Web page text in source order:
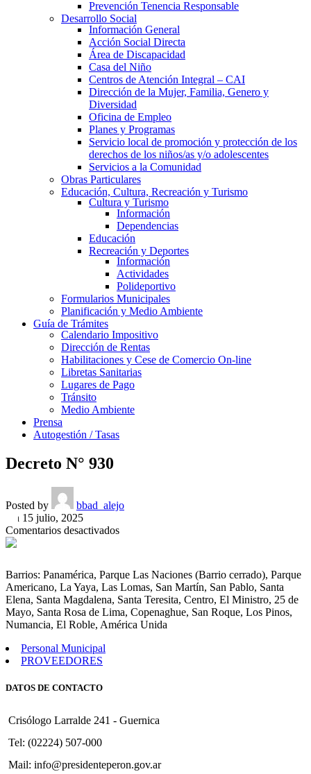
Prevención Tenencia Responsable
Desarrollo Social
Información General
Acción Social Directa
Área de Discapacidad
Casa del Niño
Centros de Atención Integral – CAI
Dirección de la Mujer, Familia, Genero y
Diversidad
Oficina de Empleo
Planes y Programas
Servicio local de promoción y protección de los
derechos de los niños/as y/o adolescentes
Servicios a la Comunidad
Obras Particulares
Educación, Cultura, Recreación y Turismo
Cultura y Turismo
Información
Dependencias
Educación
Recreación y Deportes
Información
Actividades
Polideportivo
Formularios Municipales
Planificación y Medio Ambiente
Guía de Trámites
Calendario Impositivo
Dirección de Rentas
Habilitaciones y Cese de Comercio On-line
Libretas Sanitarias
Lugares de Pago
Tránsito
Medio Ambiente
Prensa
Autogestión / Tasas
Decreto N° 930
Posted by
bbad_alejo
On 15 julio, 2025
Comentarios desactivadosen
Barrios: Panamérica, Parque Las Naciones (Barrio cerrado), Parque
Americano, La Yaya, Las Lomas, San Martín, San Pablo, Santa
Elena, Santa Magdalena, Santa Teresita, Centro, El Ministro, 25 de
Mayo, Santa Rosa de Lima, Copenaghue, San Roque, Los Pinos,
Numancia, El Roble, América Unida
Personal Municipal
PROVEEDORES
DATOS DE CONTACTO
Crisólogo Larralde 241 - Guernica
Tel: (02224) 507-000
Mail: info@presidenteperon.gov.ar